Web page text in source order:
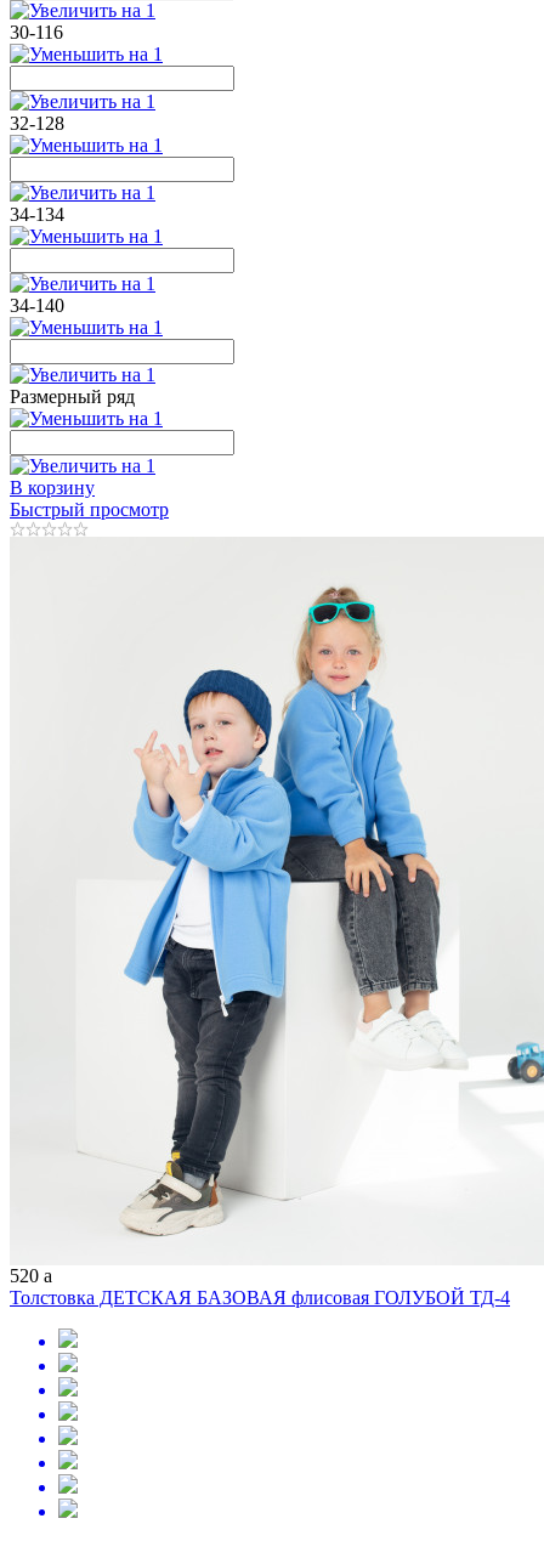
30-116
32-128
34-134
34-140
Размерный ряд
В корзину
Быстрый просмотр
520 a
Толстовка ДЕТСКАЯ БАЗОВАЯ флисовая ГОЛУБОЙ ТД-4